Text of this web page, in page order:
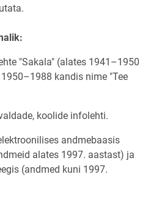
"Sakala" (alates 1941–1950
kandis nime "Tee
koolide infolehti.
andmebaasis
alates 1997. aastast) ja
(andmed kuni 1997.